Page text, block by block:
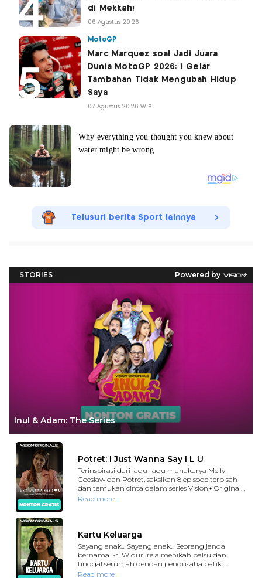
di Mekkah!
06 Agustus 2026
MotoGP
Marc Marquez soal Jadi Juara
Dunia MotoGP 2026: 1 Gelar
Tambahan Tidak Mengubah Hidup
Saya
07 Agustus 2026 WIB
Telusuri berita Sport lainnya